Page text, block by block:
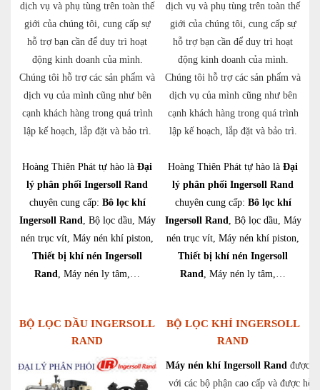
dịch vụ và phụ tùng trên toàn thế
giới của chúng tôi, cung cấp sự
hỗ trợ bạn cần để duy trì hoạt
động kinh doanh của mình.
Chúng tôi hỗ trợ các sản phẩm và
dịch vụ của mình cũng như bên
cạnh khách hàng trong quá trình
lập kế hoạch, lắp đặt và bảo trì.
Hoàng Thiên Phát tự hào là Đại
lý phân phối Ingersoll Rand
chuyên cung cấp: Bô lọc khí
Ingersoll Rand, Bộ lọc dầu, Máy
nén trục vít, Máy nén khí piston,
Thiết bị khí nén Ingersoll
Rand, Máy nén ly tâm,…
BỘ LỌC DẦU INGERSOLL
RAND
dịch vụ và phụ tùng trên toàn thế
giới của chúng tôi, cung cấp sự
hỗ trợ bạn cần để duy trì hoạt
động kinh doanh của mình.
Chúng tôi hỗ trợ các sản phẩm và
dịch vụ của mình cũng như bên
cạnh khách hàng trong quá trình
lập kế hoạch, lắp đặt và bảo trì.
Hoàng Thiên Phát tự hào là Đại
lý phân phối Ingersoll Rand
chuyên cung cấp: Bô lọc khí
Ingersoll Rand, Bộ lọc dầu, Máy
nén trục vít, Máy nén khí piston,
Thiết bị khí nén Ingersoll
Rand, Máy nén ly tâm,…
BỘ LỌC KHÍ INGERSOLL
RAND
Máy nén khí Ingersoll Randđược
với các bộ phận cao cấp và được hỗ